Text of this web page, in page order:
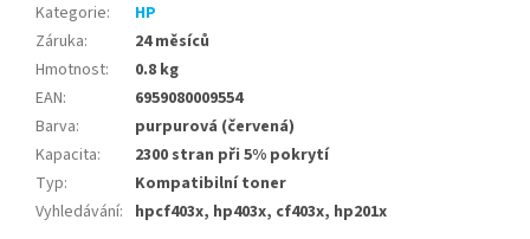
Kategorie:
HP
Záruka:
24 měsíců
Hmotnost:
0.8 kg
EAN:
6959080009554
Barva:
purpurová (červená)
Kapacita:
2300 stran při 5% pokrytí
Typ:
Kompatibilní toner
Vyhledávání: hpcf403x, hp403x, cf403x, hp201x